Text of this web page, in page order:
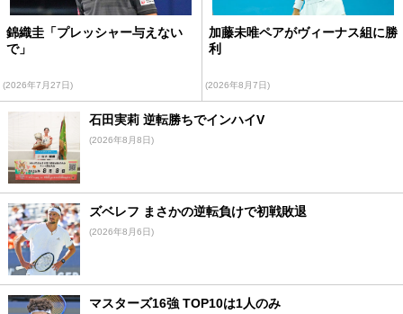
錦織圭「プレッシャー与えない
で」
(2026年7月27日)
加藤未唯ペアがヴィーナス組に勝
利
(2026年8月7日)
石田実莉 逆転勝ちでインハイV
(2026年8月8日)
ズベレフ まさかの逆転負けで初戦敗退
(2026年8月6日)
マスターズ16強 TOP10は1人のみ